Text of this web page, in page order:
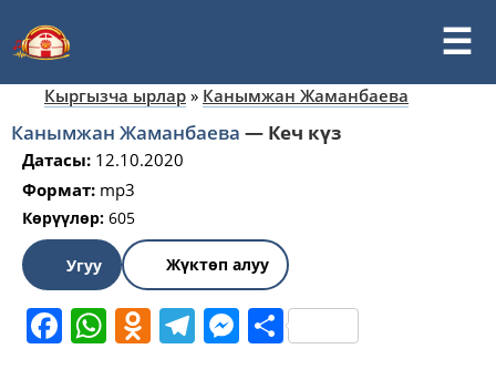
Кыргызча ырлар » Канымжан Жаманбаева
Канымжан Жаманбаева — Кеч күз
Датасы: 12.10.2020
Формат: mp3
Көрүүлөр: 605
Угуу Жүктөп алуу
Facebook
WhatsApp
Odnoklassniki
Telegram
Messenger
Share